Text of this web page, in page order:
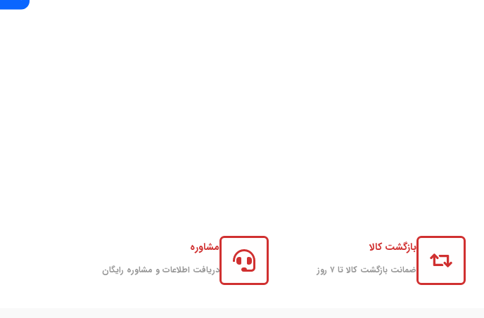
بازگشت کالا
ضمانت بازگشت کالا تا ۷ روز
مشاوره
دریافت اطلاعات و مشاوره رایگان